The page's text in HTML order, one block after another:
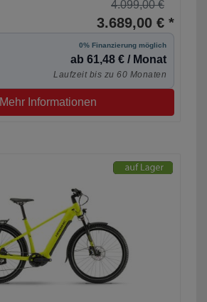
4.099,00 €
3.689,00 € *
0% Finanzierung möglich
ab 61,48 € / Monat
Laufzeit bis zu 60 Monaten
Mehr Informationen